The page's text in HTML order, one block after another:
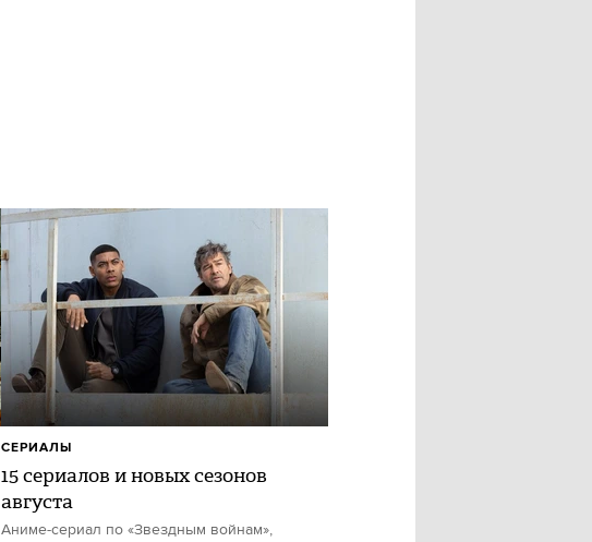
15 сериалов и новых сезонов
августа
Аниме-сериал по «Звездным войнам»,
СЕРИАЛЫ